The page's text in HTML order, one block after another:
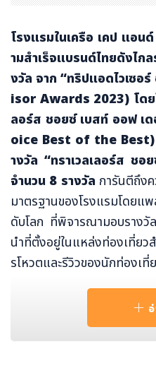
โรงแรมในเครือ เคป แอน
ามสำเร็จแบรนด์ไทยดังไก
งวัล จาก “ทริปแอดไวเซ
isor Awards 2023) โดย
ลอร์ส ชอยซ์ เบสท์ ออฟ เ
oice Best of the Best)
างวัล “ทราเวลเลอร์ส ช
จำนวน 8 รางวัล การันตีถึง
มาตรฐานของโรงแรมโดยแ
ดับโลก ที่พิจารณามอบรางวั
นำที่ตั้งอยู่ในแหล่งท่องเที่ยว
รโหวตและรีวิวของนักท่องเ
โรงแรมเคปนิทรา หัวหิน ส
ลเลอร์ส ชอยซ์ เบสท์ ออ